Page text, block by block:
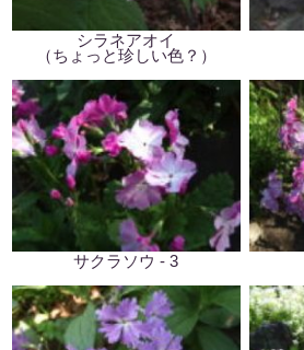
シラネアオイ
（ちょっと珍しい色？）
サクラソウ - 3